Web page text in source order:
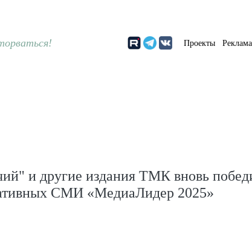
Проекты Реклама
и другие издания ТМК вновь
СМИ «МедиаЛидер 2025»